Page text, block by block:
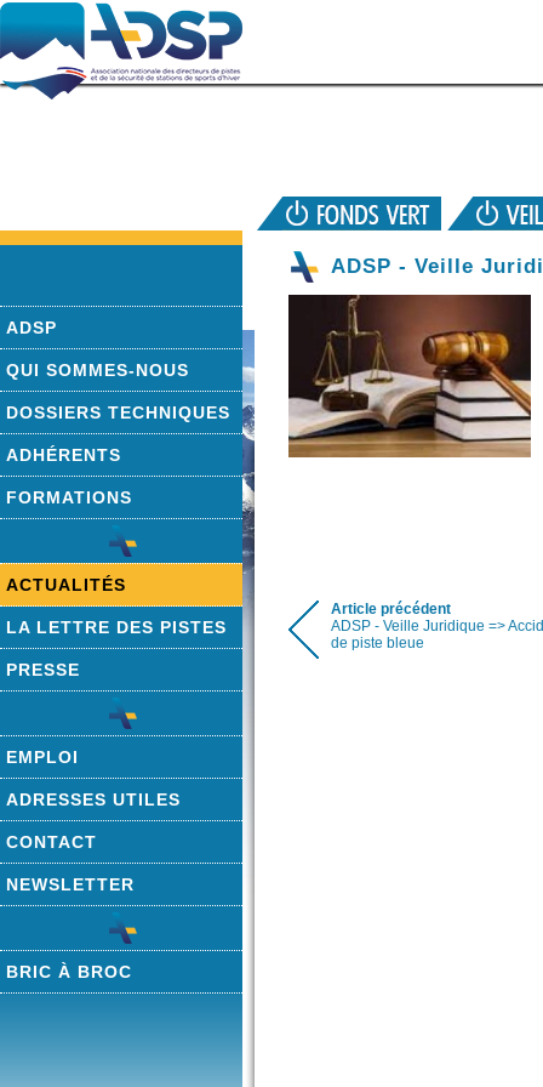
ADSP
QUI SOMMES-NOUS
DOSSIERS TECHNIQUES
ADHÉRENTS
FORMATIONS
ACTUALITÉS
LA LETTRE DES PISTES
PRESSE
EMPLOI
ADRESSES UTILES
CONTACT
NEWSLETTER
BRIC À BROC
ADSP - Veille
Article précédent
ADSP - Veille Juridique =>
de piste bleue